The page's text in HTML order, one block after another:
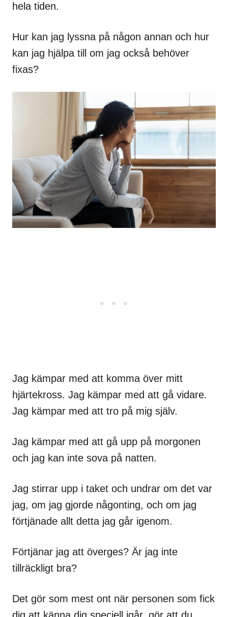
hela tiden.
Hur kan jag lyssna på någon annan och hur
kan jag hjälpa till om jag också behöver
fixas?
Jag kämpar med att komma över mitt
hjärtekross. Jag kämpar med att gå vidare.
Jag kämpar med att tro på mig själv.
Jag kämpar med att gå upp på morgonen
och jag kan inte sova på natten.
Jag stirrar upp i taket och undrar om det var
jag, om jag gjorde någonting, och om jag
förtjänade allt detta jag går igenom.
Förtjänar jag att överges? Är jag inte
tillräckligt bra?
Det gör som mest ont när personen som fick